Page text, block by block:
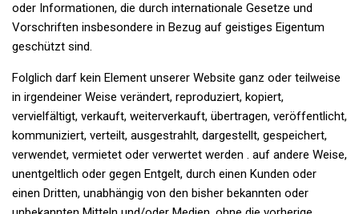
oder Informationen, die durch internationale Gesetze und
Vorschriften insbesondere in Bezug auf geistiges Eigentum
geschützt sind.
Folglich darf kein Element unserer Website ganz oder teilweise
in irgendeiner Weise verändert, reproduziert, kopiert,
vervielfältigt, verkauft, weiterverkauft, übertragen, veröffentlicht,
kommuniziert, verteilt, ausgestrahlt, dargestellt, gespeichert,
verwendet, vermietet oder verwertet werden . auf andere Weise,
unentgeltlich oder gegen Entgelt, durch einen Kunden oder
einen Dritten, unabhängig von den bisher bekannten oder